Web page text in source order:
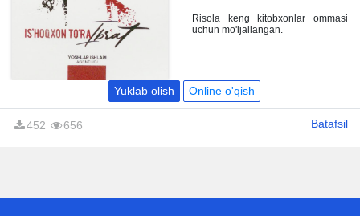
uning hikmatli so'zlari o'rin olgan.
Risola keng kitobxonlar ommasi
uchun mo'ljallangan.
Yuklab olish Online o'qish
452 656 Batafsil